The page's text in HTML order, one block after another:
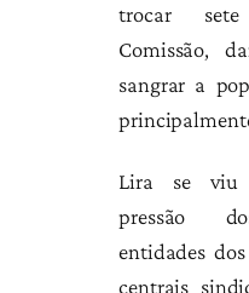
trocar
Comissão,
sangrar a
Lira se viu
pressão
entidades
centrais